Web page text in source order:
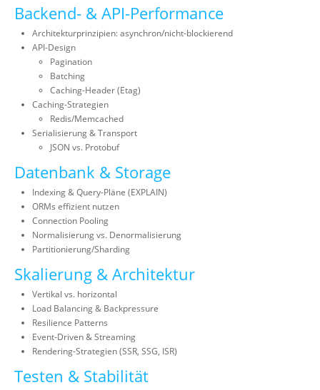
Backend- & API-Performance
Architekturprinzipien: asynchron/nicht-blockierend
API-Design
Pagination
Batching
Caching-Header (Etag)
Caching-Strategien
Redis/Memcached
Serialisierung & Transport
JSON vs. Protobuf
Datenbank & Storage
Indexing & Query-Pläne (EXPLAIN)
ORMs effizient nutzen
Connection Pooling
Normalisierung vs. Denormalisierung
Partitionierung/Sharding
Skalierung & Architektur
Vertikal vs. horizontal
Load Balancing & Backpressure
Resilience Patterns
Event-Driven & Streaming
Rendering-Strategien (SSR, SSG, ISR)
Testen & Stabilität